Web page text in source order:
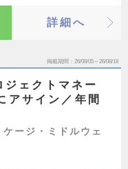
詳細へ
掲載期間 26/08/05～26/08/18
ジェクトマネー
アサイン／年間
ージ・ミドルウェ